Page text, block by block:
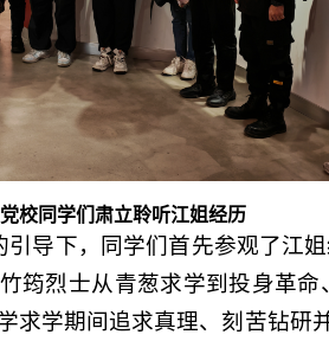
校同学们肃立聆听江姐经历
导下，同学们首先参观了江
筠烈士从青葱求学到投身革命
求学期间追求真理、刻苦钻研